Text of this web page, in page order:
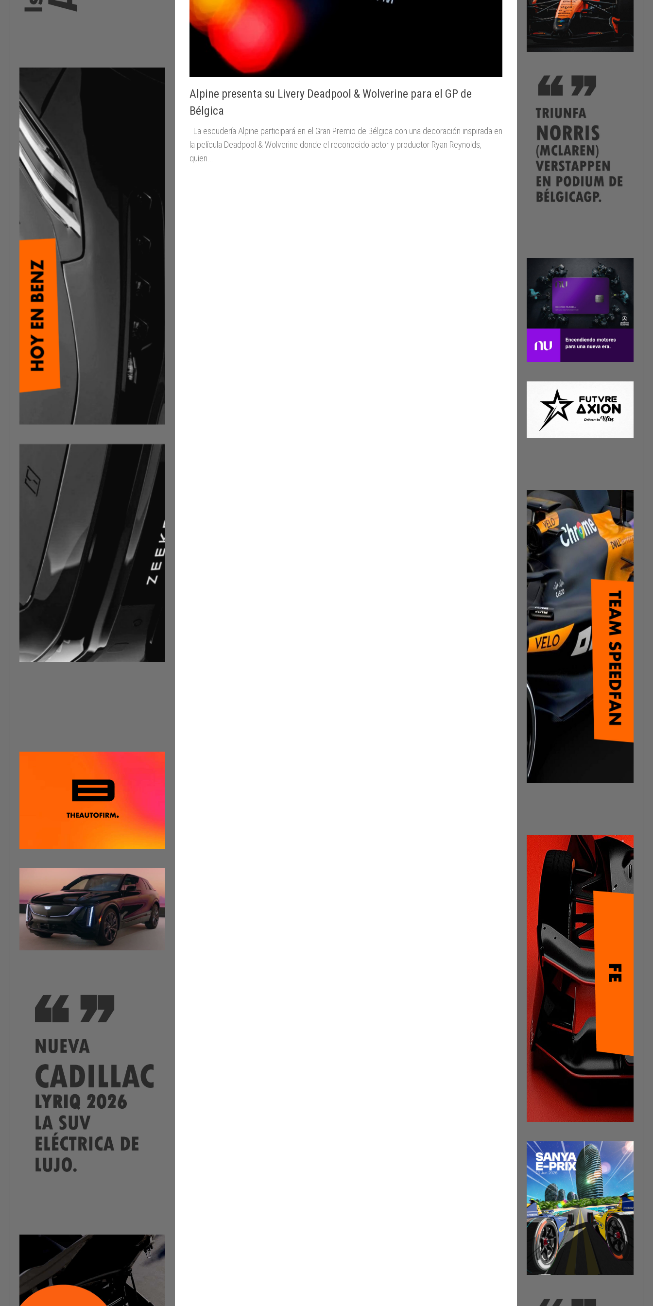
Alpine presenta su Livery Deadpool & Wolverine para el GP de
Bélgica
La escudería Alpine participará en el Gran Premio de Bélgica con una decoración inspirada en
la película Deadpool & Wolverine donde el reconocido actor y productor Ryan Reynolds,
quien...